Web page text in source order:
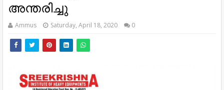
അന്തരിച്ചു
Ammus Saturday, April 18, 2020 0